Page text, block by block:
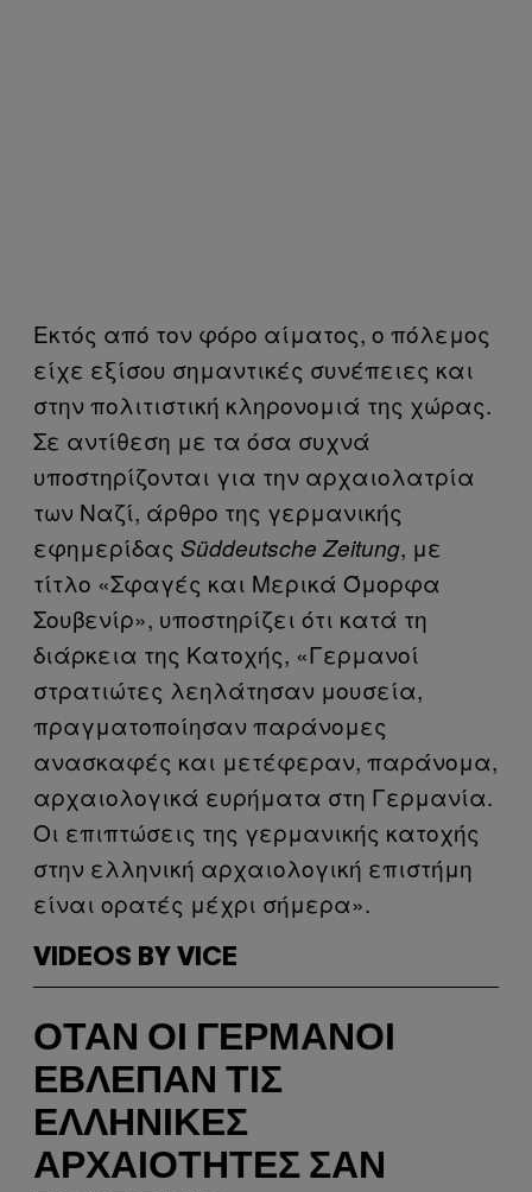
Εκτός από τον φόρο αίματος, ο πόλεμος
είχε εξίσου σημαντικές συνέπειες και
στην πολιτιστική κληρονομιά της χώρας.
Σε αντίθεση με τα όσα συχνά
υποστηρίζονται για την αρχαιολατρία
των Ναζί, άρθρο της γερμανικής
εφημερίδας Süddeutsche Zeitung, με
τίτλο «Σφαγές και Μερικά Όμορφα
Σουβενίρ», υποστηρίζει ότι κατά τη
διάρκεια της Κατοχής, «Γερμανοί
στρατιώτες λεηλάτησαν μουσεία,
πραγματοποίησαν παράνομες
ανασκαφές και μετέφεραν, παράνομα,
αρχαιολογικά ευρήματα στη Γερμανία.
Οι επιπτώσεις της γερμανικής κατοχής
στην ελληνική αρχαιολογική επιστήμη
είναι ορατές μέχρι σήμερα».
VIDEOS BY VICE
ΌΤΑΝ ΟΙ ΓΕΡΜΑΝΟΊ
ΈΒΛΕΠΑΝ ΤΙΣ
ΕΛΛΗΝΙΚΈΣ
ΑΡΧΑΙΌΤΗΤΕΣ ΣΑΝ